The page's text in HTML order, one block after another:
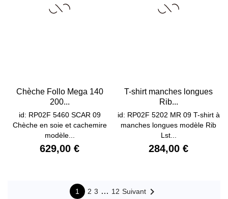
Chèche Follo Mega 140
200...
id: RP02F 5460 SCAR 09
Chèche en soie et cachemire
modèle...
629,00 €
T-shirt manches longues
Rib...
id: RP02F 5202 MR 09 T-shirt à
manches longues modèle Rib
Lst...
284,00 €
1 2 3 … 12 Suivant 